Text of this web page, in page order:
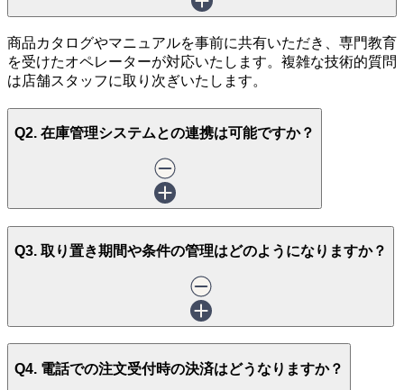
商品カタログやマニュアルを事前に共有いただき、専門教育
を受けたオペレーターが対応いたします。複雑な技術的質問
は店舗スタッフに取り次ぎいたします。
Q2. 在庫管理システムとの連携は可能ですか？
Q3. 取り置き期間や条件の管理はどのようになりますか？
Q4. 電話での注文受付時の決済はどうなりますか？